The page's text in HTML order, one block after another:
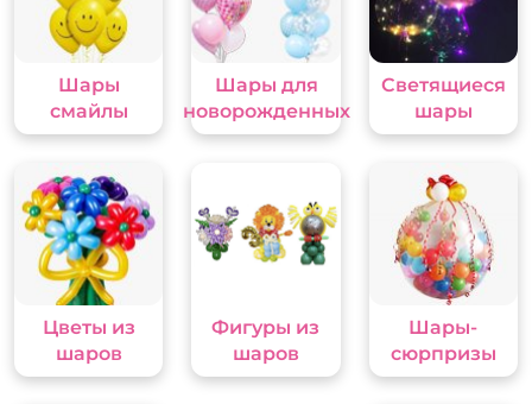
Шары
смайлы
Шары для
новорожденных
Светящиеся
шары
Цветы из
шаров
Фигуры из
шаров
Шары-
сюрпризы